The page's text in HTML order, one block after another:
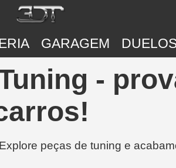
GARAGEM
-
peças de tuning e